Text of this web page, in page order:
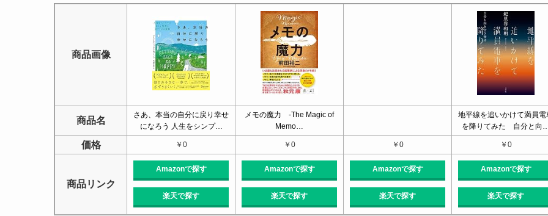
商品画像
商品名
さあ、本当の自分に戻り幸せ
になろう 人生をシンプ…
メモの魔力 -The Magic of
Memo…
地平線を追いかけて満員電
を降りてみた 自分と向
価格 ￥0 ￥0 ￥0 ￥0
商品リンク
Amazonで探す
楽天で探す
Amazonで探す
楽天で探す
Amazonで探す
楽天で探す
Amazonで探す
楽天で探す